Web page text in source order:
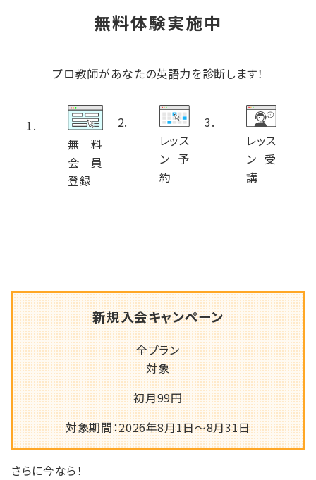
無料体験実施中
プロ教師があなたの英語力を診断します！
無料
会員
登録
レッス
ン予
約
レッス
ン受
講
新規入会キャンペーン
全プラン
対象
初月99円
対象期間：2026年8月1日～8月31日
さらに今なら！